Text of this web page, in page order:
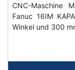
CNC-Maschine
Fanuc 16IM
Winkel und 300